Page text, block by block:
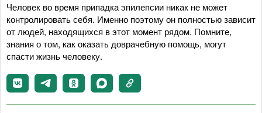
Человек во время припадка эпилепсии никак не может
контролировать себя. Именно поэтому он полностью зависит
от людей, находящихся в этот момент рядом. Помните,
знания о том, как оказать доврачебную помощь, могут
спасти жизнь человеку.